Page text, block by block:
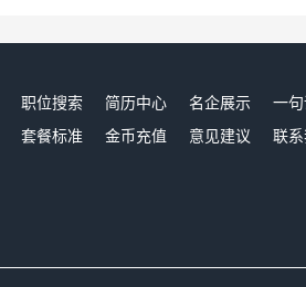
职位搜索 简历中心 名企展示 一
套餐标准
金币充值 意见建议 联系